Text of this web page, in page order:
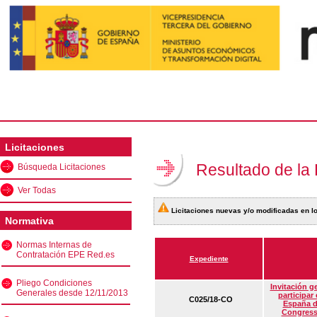
Licitaciones
Búsqueda Licitaciones
Ver Todas
Normativa
Normas Internas de
Contratación EPE Red.es
Pliego Condiciones
Generales desde 12/11/2013
Resultado de la
Licitaciones nuevas y/o modificadas en
Expediente
C025/18-CO
Invitación
participar
España